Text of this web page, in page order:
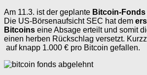
Am 11.3. ist der geplante Bitcoin-
Die US-Börsenaufsicht SEC hat dem
Bitcoins eine Absage erteilt und somit
einen herben Rückschlag versetzt.
auf knapp 1.000 € pro Bitcoin gefallen.